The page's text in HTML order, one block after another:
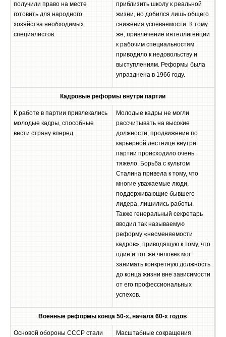
получили право на месте
готовить для народного
хозяйства необходимых
специалистов.
приблизить школу к реальной
жизни, но добился лишь общего
снижения успеваемости. К тому
же, привлечение интеллигенции
к рабочим специальностям
приводило к недовольству и
выступлениям. Реформы была
упразднена в 1966 году.
Кадровые реформы внутри партии
К работе в партии привлекались
молодые кадры, способные
вести страну вперед.
Молодые кадры не могли
рассчитывать на высокие
должности, продвижение по
карьерной лестнице внутри
партии происходило очень
тяжело. Борьба с культом
Сталина привела к тому, что
многие уважаемые люди,
поддерживающие бывшего
лидера, лишились работы.
Также генеральный секретарь
вводил так называемую
реформу «несменяемости
кадров», приводящую к тому, что
один и тот же человек мог
занимать конкретную должность
до конца жизни вне зависимости
от его профессиональных
успехов.
Военные реформы конца 50-х, начала 60-х годов
Основой обороны СССР стали
Масштабные сокращения